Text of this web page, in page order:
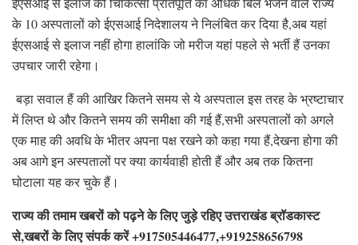
के 10 अस्पतालों को ईएसआई निदेशालय ने निलंबित कर दिया है,अब यहां
ईएसआई से इलाज नहीं होगा हालांकि जो मरीज यहां पहले से भर्ती हैं उनका
उपचार जारी रहेगा।
बड़ा सवाल हैं की आखिर कितने समय से ये अस्पताल इस तरह के भ्रष्टाचार
में लिप्त थे और कितने समय की समीक्षा की गई हैं,सभी अस्पतालों को अगले
एक माह की अवधि के भीतर अपना पक्ष रखने को कहा गया हैं,देखना होगा की
अब आगे इन अस्पतालों पर क्या कार्यवाही होती हैं और अब तक कितना
घोटाला यह कर चुके हैं।
राज्य की तमाम खबरों को पढ़ने के लिए जुड़े रहिए उत्तराखंड ब्रॉडकास्ट
से,खबरों के लिए संपर्क करें +917505446477,+919258656798